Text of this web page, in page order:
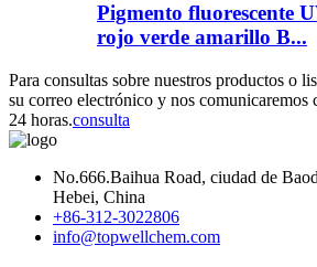
Pigmento fluorescente
rojo verde amarillo B...
Para consultas sobre nuestros productos o
su correo electrónico y nos comunicaremos
24 horas.consulta
No.666.Baihua Road, ciudad de
Hebei, China
+86-312-3022806
info@topwellchem.com